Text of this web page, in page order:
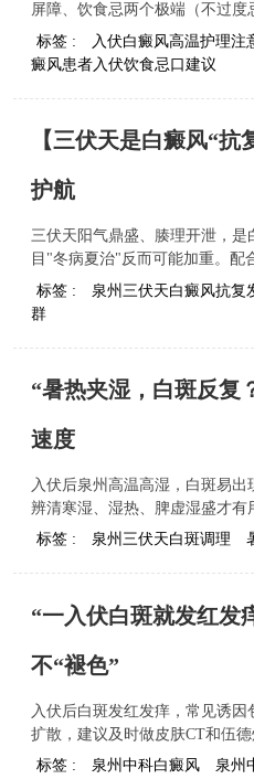
屏障、饮食忌两个极端（不过
标签 :
入伏白癜风高温护理注
癜风患者入伏饮食忌口建议
【三伏天是白癜风“
护航
三伏天阳气鼎盛、腠理开泄，
目"冬病夏治"反而可能加重。配
标签 :
泉州三伏天白癜风抗复
群
“暑热夹湿，白斑反复
速度
入伏后泉州高温高湿，白斑易
辨清寒湿、湿热、脾虚湿盛才有
标签 :
泉州三伏天白斑调理
“一入伏白斑就发红
不“褪色”
入伏后白斑发红发痒，常见诱
扩散，建议及时做皮肤CT和伍
标签 :
泉州中科白癜风
泉州